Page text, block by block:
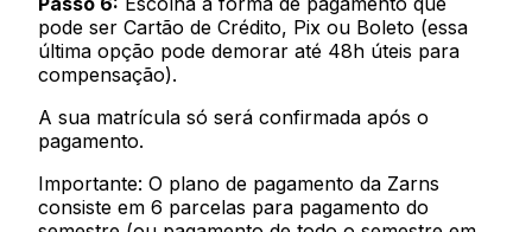
pode ser Cartão de Crédito, Pix ou Boleto (essa
última opção pode demorar até 48h úteis para
compensação).
A sua matrícula só será confirmada após o
pagamento.
Importante: O plano de pagamento da Zarns
consiste em 6 parcelas para pagamento do